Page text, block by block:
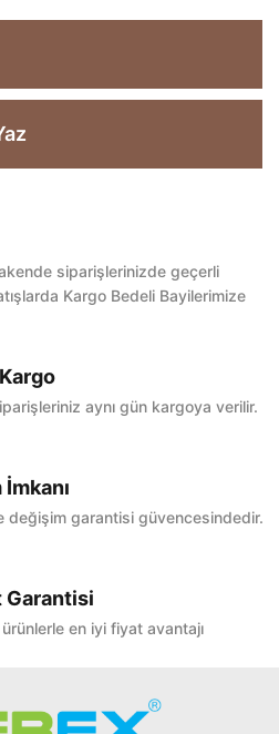
yorumu siz yapın!
siparişlerinizde geçerli
Kargo Bedeli Bayilerimize
aynı gün kargoya verilir.
değişim garantisi güvencesindedir.
Garantisi
en iyi fiyat avantajı